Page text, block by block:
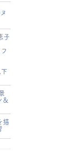
子
描
習